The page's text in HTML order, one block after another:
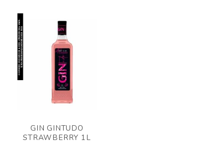
GIN GINTUDO
STRAWBERRY 1L